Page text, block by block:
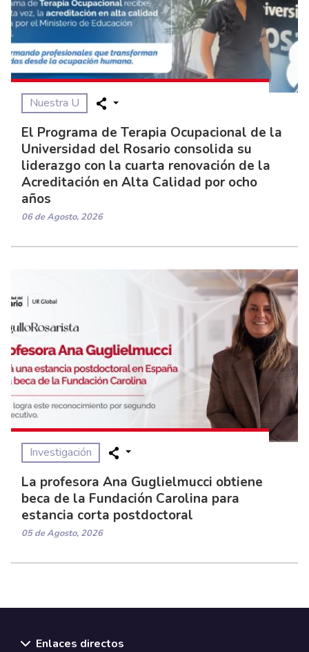
Nuestra U
El Programa de Terapia Ocupacional de la
Universidad del Rosario consolida su
liderazgo con la cuarta renovación de la
Acreditación en Alta Calidad por ocho
años
06 de Agosto, 2026
Investigación
La profesora Ana Guglielmucci obtiene
beca de la Fundación Carolina para
estancia corta postdoctoral
05 de Agosto, 2026
Enlaces directos